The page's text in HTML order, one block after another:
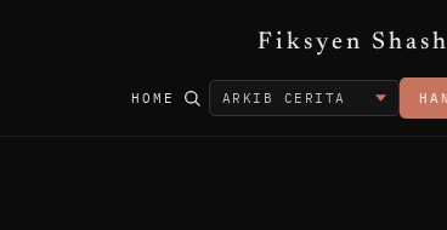
Fiksyen
HOME